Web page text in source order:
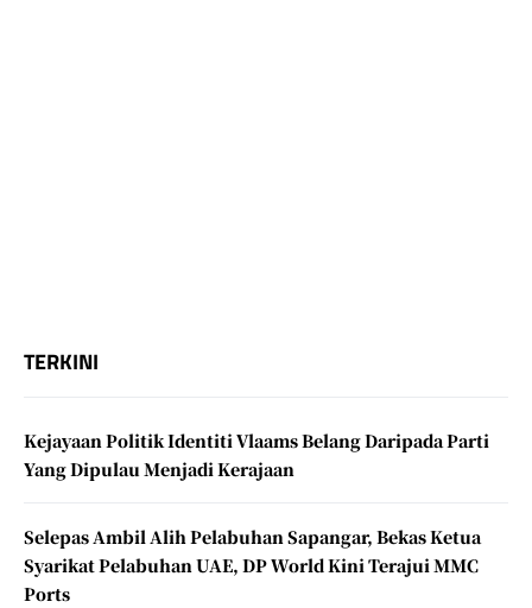
TERKINI
Kejayaan Politik Identiti Vlaams Belang Daripada Parti
Yang Dipulau Menjadi Kerajaan
Selepas Ambil Alih Pelabuhan Sapangar, Bekas Ketua
Syarikat Pelabuhan UAE, DP World Kini Terajui MMC
Ports